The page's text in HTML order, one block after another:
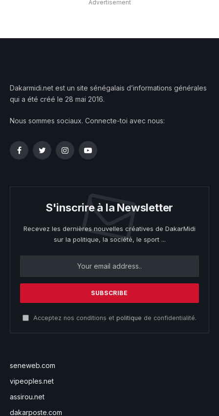
Advertisement
Dakarmidi.net est un site sénégalais d’informations générales
qui a été créé le 28 mai 2016.
Nous sommes sociaux. Connecte-toi avec nous:
FacebookTwitterInstagramYouTube
S'inscrire à la Newsletter
Recevez les dernières nouvelles créatives de DakarMidi
sur la politique, la société, le sport ...
Acceptez nos conditions et politique de confidentialité.
seneweb.com
vipeoples.net
assirou.net
dakarposte.com